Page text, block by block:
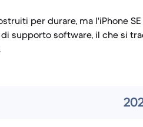
per durare, ma l'iPhone
supporto software, il che si